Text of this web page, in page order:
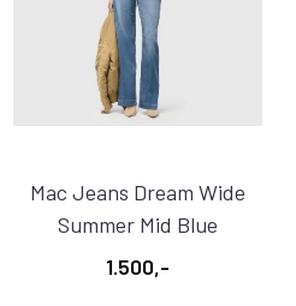
Mac Jeans Dream Wide
Summer Mid Blue
1.500,-